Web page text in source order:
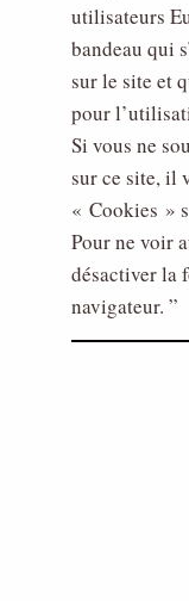
utilisateurs
bandeau qui
sur le site et
pour
Si vous ne
sur ce site, il
« Cookies »
Pour ne voir
désactiver la
navigateur.